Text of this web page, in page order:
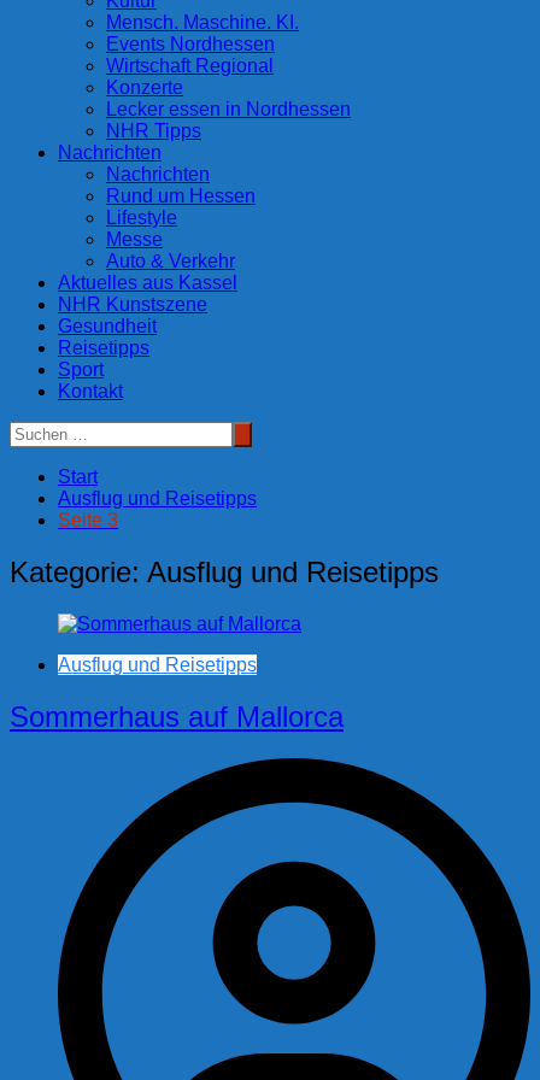
Mensch. Maschine. KI.
Events Nordhessen
Wirtschaft Regional
Konzerte
Lecker essen in Nordhessen
NHR Tipps
Nachrichten
Nachrichten
Rund um Hessen
Lifestyle
Messe
Auto & Verkehr
Aktuelles aus Kassel
NHR Kunstszene
Gesundheit
Reisetipps
Sport
Kontakt
Start
Ausflug und Reisetipps
Seite 3
Kategorie: Ausflug und Reisetipps
Ausflug und Reisetipps
Sommerhaus auf Mallorca